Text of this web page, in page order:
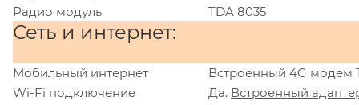
Радио модуль
TDA 8035
Сеть и интернет:
Мобильный интернет
Встроенный 4G модем
Wi-Fi подключение
Да. Встроенный